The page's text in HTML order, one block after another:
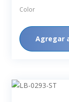
Color
Agregar